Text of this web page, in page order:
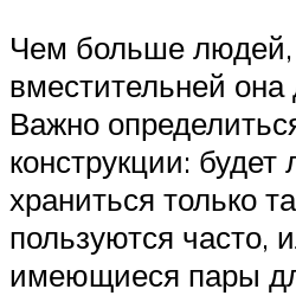
Чем больше
вместительней
Важно
конструкции: будет
храниться только
пользуются часто,
имеющиеся пары